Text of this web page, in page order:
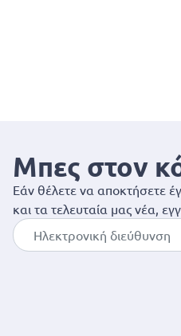
Μπες στον
Εάν θέλετε να αποκτήσετε
και τα τελευταία μας νέα,